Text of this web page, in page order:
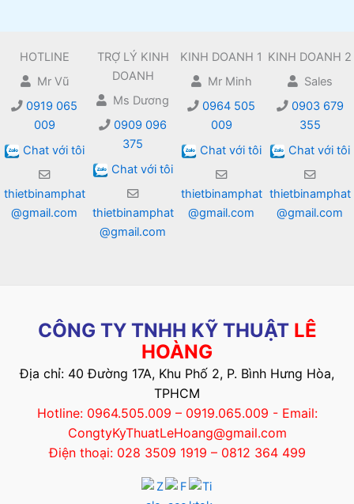
HOTLINE
Mr Vũ
0919 065
009
Chat với tôi
thietbinamphat
@gmail.com
TRỢ LÝ KINH
DOANH
Ms Dương
0909 096
375
Chat với tôi
thietbinamphat
@gmail.com
KINH DOANH 1
Mr Minh
0964 505
009
Chat với tôi
thietbinamphat
@gmail.com
KINH DOANH 2
Sales
0903 679
355
Chat với tôi
thietbinamphat
@gmail.com
CÔNG TY TNHH KỸ THUẬT LÊ
HOÀNG
Địa chỉ: 40 Đường 17A, Khu Phố 2, P. Bình Hưng Hòa,
TPHCM
Hotline: 0964.505.009 – 0919.065.009 - Email:
CongtyKyThuatLeHoang@gmail.com
Điện thoại: 028 3509 1919 – 0812 364 499